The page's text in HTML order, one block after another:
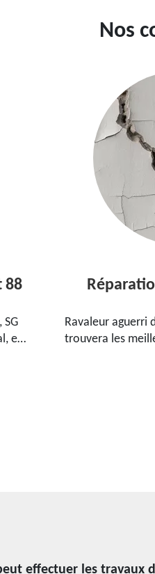
Nos
88
en
Ravaleur aguerri
trouvera les
qualité et des
effectuer les travaux